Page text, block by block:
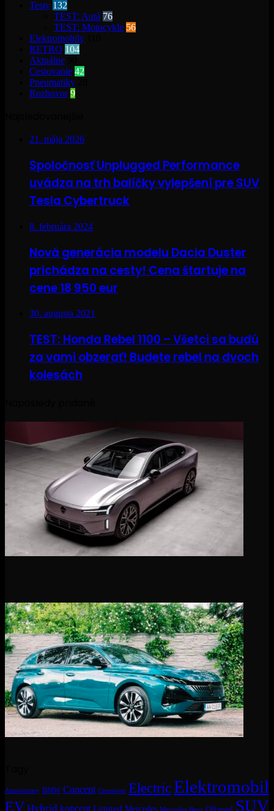
Testy 132
TEST: Autá 76
TEST: Motocykle 56
Elektromobily
RETRO 104
Aktuálne
Cestovanie 42
Pneumatiky
Rozhovor 9
21. mája 2026
Spoločnosť Unplugged Performance
uvádza na trh balíčky vylepšení pre SUV
Tesla Cybertruck
8. februára 2024
Nová generácia modelu Dacia Duster
prichádza na cesty! Cena štartuje na
cene 18 950 eur
30. augusta 2021
TEST: Honda Rebel 1100 – Všetci sa budú
za vami obzerať! Budete rebel na dvoch
kolesách
Anniversary BMW Concept Crossover ElectricElektromobil
EV Hybrid koncept Limited Mercedes Mercedes-Benz Off-road SUV